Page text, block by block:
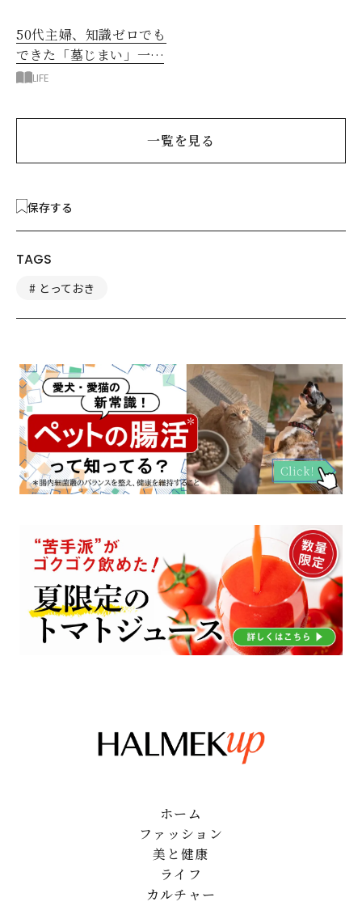
50代主婦、知識ゼロでも
できた「墓じまい」一つ
後悔したのは、ある順
LIFE
一覧を見る
保存する
TAGS
とっておき
ホーム
ファッション
美と健康
ライフ
カルチャー